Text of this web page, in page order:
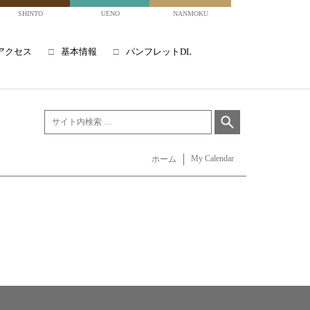
SHINTO UENO NANMOKU
クセス 基本情報 パンフレットDL
ホーム My Calendar